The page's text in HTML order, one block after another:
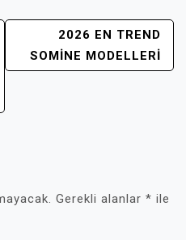
2026 EN TREND
SOMINE MODELLERI
Gerekli alanlar * ile